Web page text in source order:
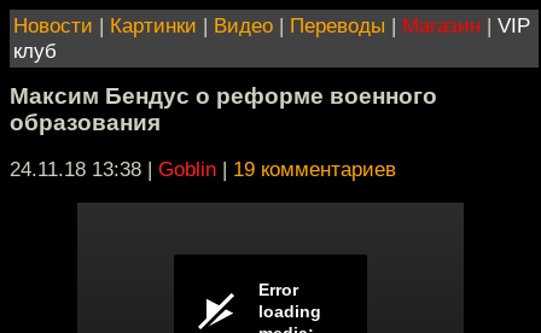
Новости | Картинки | Видео | Переводы | Магазин | VIP
клуб
Максим Бендус о реформе военного
образования
24.11.18 13:38 | Goblin | 19 комментариев